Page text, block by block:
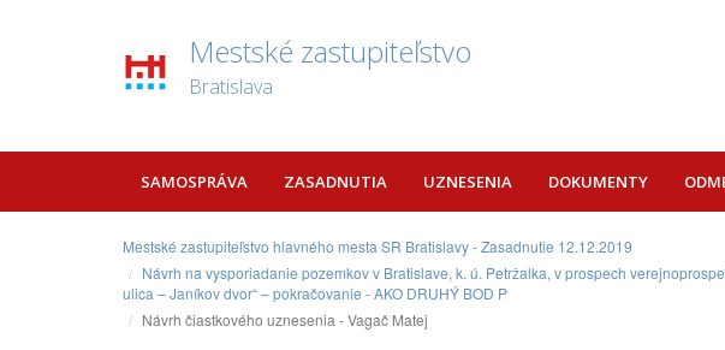
Mestské zastupiteľstvo
Bratislava
SAMOSPRÁVA ZASADNUTIA UZNESENIA DOKUMENTY
Mestské zastupiteľstvo hlavného mesta SR Bratislavy - Zasadnutie 12.12.2019
Návrh na vysporiadanie pozemkov v Bratislave, k. ú. Petržalka, v prospech
ulica – Janíkov dvor“ – pokračovanie - AKO DRUHÝ BOD P
Návrh čiastkového uznesenia - Vagač Matej